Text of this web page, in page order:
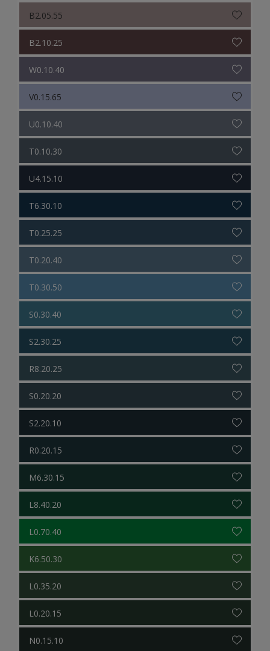
B2.05.55
B2.10.25
W0.10.40
V0.15.65
U0.10.40
T0.10.30
U4.15.10
T6.30.10
T0.25.25
T0.20.40
T0.30.50
S0.30.40
S2.30.25
R8.20.25
S0.20.20
S2.20.10
R0.20.15
M6.30.15
L8.40.20
L0.70.40
K6.50.30
L0.35.20
L0.20.15
N0.15.10